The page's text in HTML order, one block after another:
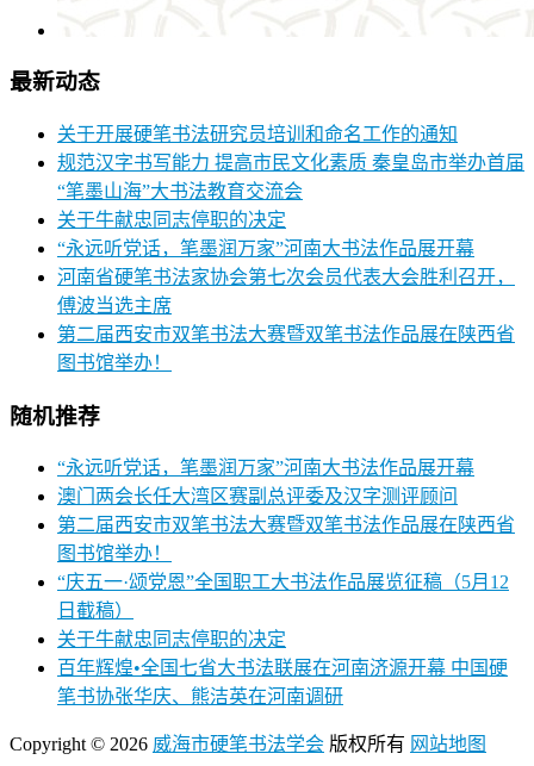
最新动态
关于开展硬笔书法研究员培训和命名工作的通知
规范汉字书写能力 提高市民文化素质 秦皇岛市举办首届
“笔墨山海”大书法教育交流会
关于牛献忠同志停职的决定
“永远听党话，笔墨润万家”河南大书法作品展开幕
河南省硬笔书法家协会第七次会员代表大会胜利召开，
傅波当选主席
第二届西安市双笔书法大赛暨双笔书法作品展在陕西省
图书馆举办！
随机推荐
“永远听党话，笔墨润万家”河南大书法作品展开幕
澳门两会长任大湾区赛副总评委及汉字测评顾问
第二届西安市双笔书法大赛暨双笔书法作品展在陕西省
图书馆举办！
“庆五一·颂党恩”全国职工大书法作品展览征稿（5月12
日截稿）
关于牛献忠同志停职的决定
百年辉煌•全国七省大书法联展在河南济源开幕 中国硬
笔书协张华庆、熊洁英在河南调研
Copyright © 2026 威海市硬笔书法学会 版权所有 网站地图